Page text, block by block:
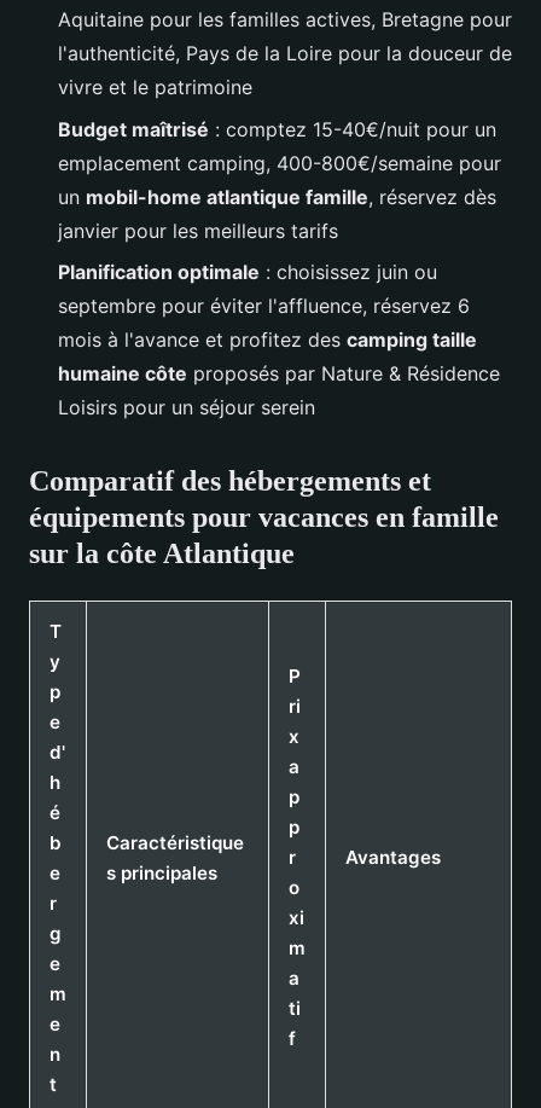
Aquitaine pour les familles actives, Bretagne pour
l'authenticité, Pays de la Loire pour la douceur de
vivre et le patrimoine
Budget maîtrisé : comptez 15-40€/nuit pour un
emplacement camping, 400-800€/semaine pour
un mobil-home atlantique famille, réservez dès
janvier pour les meilleurs tarifs
Planification optimale : choisissez juin ou
septembre pour éviter l'affluence, réservez 6
mois à l'avance et profitez des camping taille
humaine côte proposés par Nature & Résidence
Loisirs pour un séjour serein
Comparatif des hébergements et
équipements pour vacances en famille
sur la côte Atlantique
T
y
p
e
d'
h
é
b
e
r
g
e
m
e
n
t
Caractéristique
s principales
P
ri
x
a
p
p
r
o
xi
m
a
ti
f
Avantages